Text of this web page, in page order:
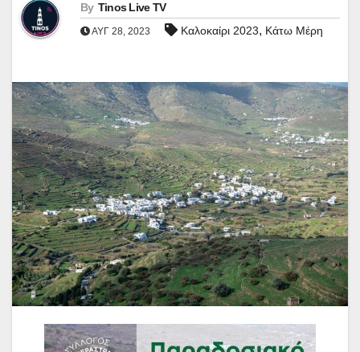
By Tinos Live TV
ΑΥΓ 28, 2023 Καλοκαίρι 2023, Κάτω Μέρη